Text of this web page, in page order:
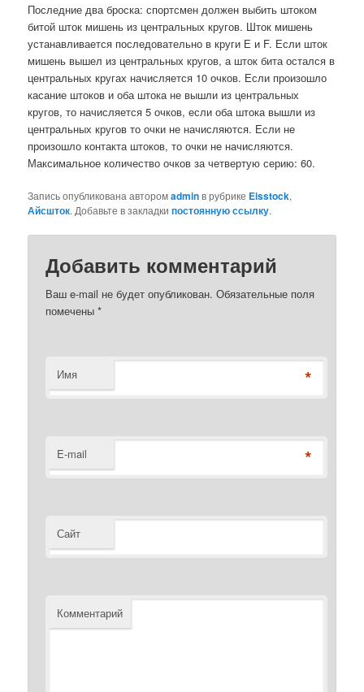
Последние два броска: спортсмен должен выбить штоком
битой шток мишень из центральных кругов. Шток мишень
устанавливается последовательно в круги Е и F. Если шток
мишень вышел из центральных кругов, а шток бита остался в
центральных кругах начисляется 10 очков. Если произошло
касание штоков и оба штока не вышли из центральных
кругов, то начисляется 5 очков, если оба штока вышли из
центральных кругов то очки не начисляются. Если не
произошло контакта штоков, то очки не начисляются.
Максимальное количество очков за четвертую серию: 60.
Запись опубликована авторомadminв рубрике Eisstock,
Айсшток. Добавьте в закладкипостоянную ссылку.
Добавить комментарий
Ваш e-mail не будет опубликован. Обязательные поля
помечены*
Имя *
E-mail *
Сайт
Комментарий